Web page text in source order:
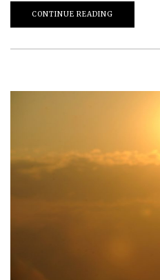
CONTINUE READING